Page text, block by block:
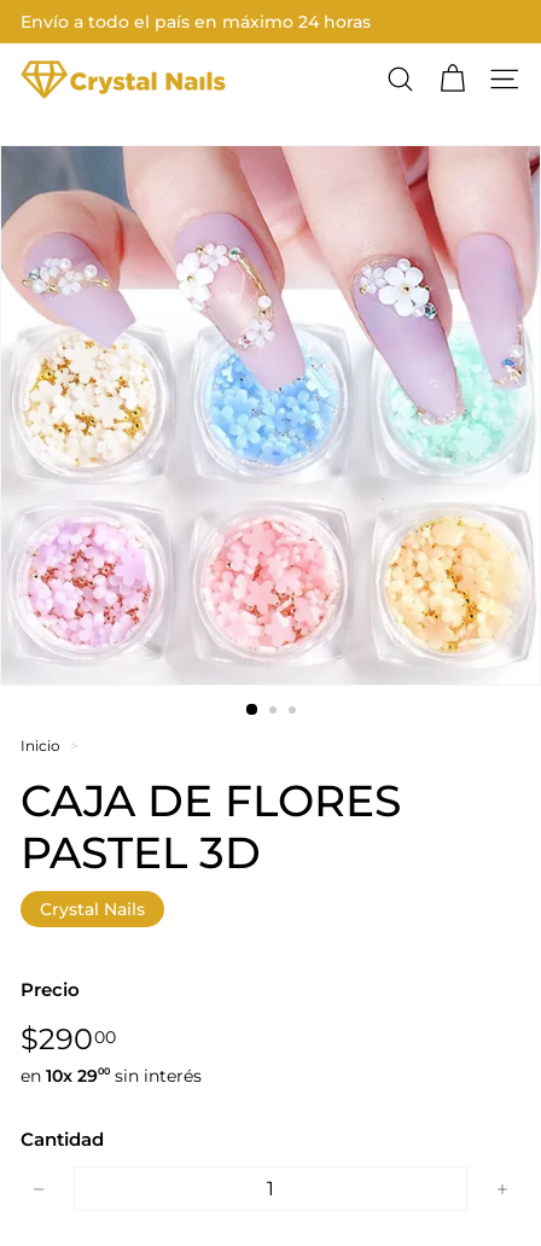
directamente
contenido
Diapositivas
Envío a todo el país en máximo 24 horas
C
Y
T
A
L
N
A
I
L
S
Buscar
Inicio >
CAJA DE FLORES
PASTEL 3D
Crystal Nails
Precio
Precio
habitual
$29000$290,00
en 10x 2900 sin interés
Cantidad